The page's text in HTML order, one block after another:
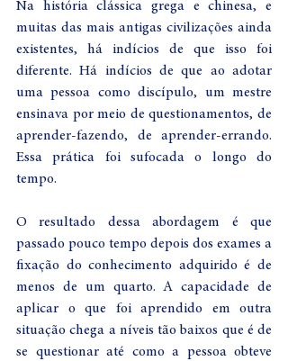
Na história clássica grega e chinesa, e
muitas das mais antigas civilizações ainda
existentes, há indícios de que isso foi
diferente. Há indícios de que ao adotar
uma pessoa como discípulo, um mestre
ensinava por meio de questionamentos, de
aprender-fazendo, de aprender-errando.
Essa prática foi sufocada o longo do
tempo.
O resultado dessa abordagem é que
passado pouco tempo depois dos exames a
fixação do conhecimento adquirido é de
menos de um quarto. A capacidade de
aplicar o que foi aprendido em outra
situação chega a níveis tão baixos que é de
se questionar até como a pessoa obteve